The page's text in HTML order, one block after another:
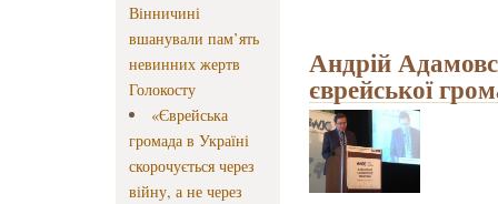
Вінничині
вшанували пам’ять
невинних жертв
Голокосту
«Єврейська
громада в Україні
скорочується через
війну, а не через
Андрій
єврейської